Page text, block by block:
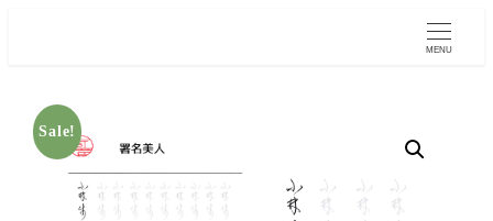
MENU
Sale!